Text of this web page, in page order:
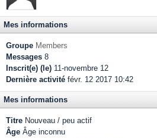
Mes informations
Groupe Members
Messages 8
Inscrit(e) (le) 11-novembre 12
Dernière activité févr. 12 2017 10:42
Mes informations
Titre Nouveau / peu actif
Âge Âge inconnu